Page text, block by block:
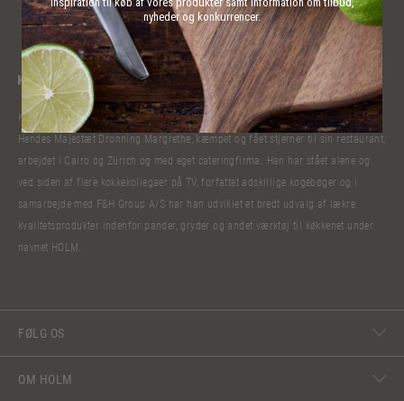
Kokkelivet har bibragt Claus Holm mange oplevelser. Han har lavet mad til
Hendes Majestæt Dronning Margrethe, kæmpet og fået stjerner til sin restaurant,
arbejdet i Cairo og Zürich og med eget cateringfirma. Han har stået alene og
ved siden af flere kokkekollegaer på TV, forfattet adskillige kogebøger og i
samarbejde med F&H Group A/S har han udviklet et bredt udvalg af lækre
kvalitetsprodukter indenfor pander, gryder og andet værktøj til køkkenet under
navnet HOLM.
FØLG OS
OM HOLM
nyheder og konkurrencer.